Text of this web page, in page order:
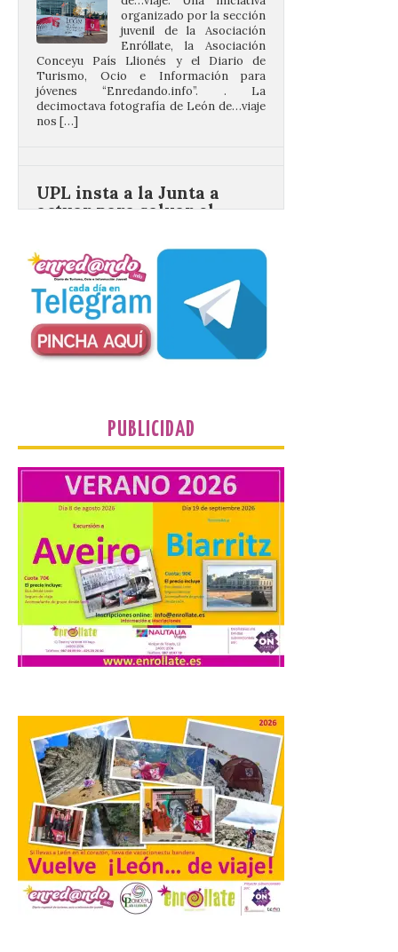
Enróllate, la Asociación
Conceyu País Llionés y el Diario de
Turismo, Ocio e Información para
jóvenes “Enredando.info”. . La
decimoctava fotografía de León de…viaje
nos […]
castillo del Asmesnal, un
BIC en estado de ruina
Un Bien de Interés
Cultural abandonado
desde 1949. Los
procuradores leonesistas
plantean que la Junta
Unión del Pueblo […]
La Universidad de León
distribuye folletos con la
programación del evento
del eclipse solar que
organiza con la ESA y el
Ayuntamiento
7 Ago 2026
Los materiales ya pueden
Información Turística de
León e incluyen, además
del programa del evento, una guía
práctica con recomendaciones
elaboradas por especialistas para
observar el eclipse con seguridad León, 7
de agosto de 2026. La programación […]
Laciana comienza su
programación para
disfrutar el eclipse total
PUBLICIDAD